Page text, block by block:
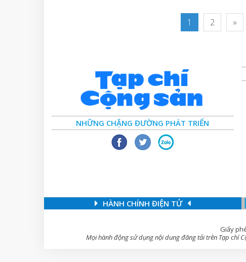
1 2 »
NHỮNG CHẶNG ĐƯỜNG PHÁT TRIỂN
HÀNH CHÍNH ĐIỆN TỬ
Giấy
Mọi hành động sử dụng nội dung đăng tải trên Tạp chí